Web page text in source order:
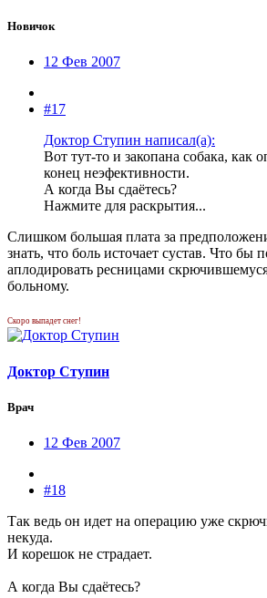
Новичок
12 Фев 2007
#17
Доктор Ступин написал(а):
Вот тут-то и закопана собака, как
конец неэфективности.
А когда Вы сдаётесь?
Нажмите для раскрытия...
Слишком большая плата за
знать, что боль источает сустав. Что бы
аплодировать ресницами
больному.
Скоро выпадет снег!
Доктор Ступин
Врач
12 Фев 2007
#18
Так ведь он идет на операцию уже
некуда.
И корешок не страдает.
А когда Вы сдаётесь?